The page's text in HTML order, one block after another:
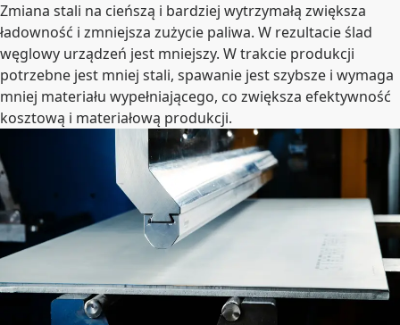
Zmiana stali na cieńszą i bardziej wytrzymałą zwiększa
ładowność i zmniejsza zużycie paliwa. W rezultacie ślad
węglowy urządzeń jest mniejszy. W trakcie produkcji
potrzebne jest mniej stali, spawanie jest szybsze i wymaga
mniej materiału wypełniającego, co zwiększa efektywność
kosztową i materiałową produkcji.